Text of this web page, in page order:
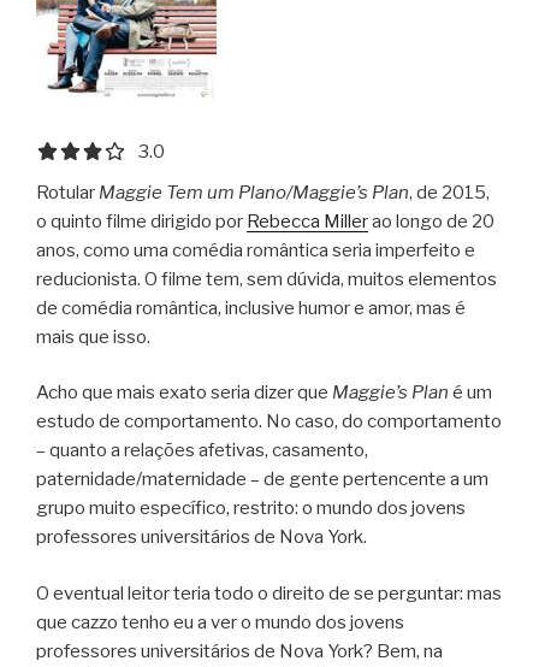
3.0 out of 5.0 stars
3.0
Rotular Maggie Tem um Plano/Maggie’s Plan, de 2015,
o quinto filme dirigido por Rebecca Millerao longo de 20
anos, como uma comédia romântica seria imperfeito e
reducionista. O filme tem, sem dúvida, muitos elementos
de comédia romântica, inclusive humor e amor, mas é
mais que isso.
Acho que mais exato seria dizer que Maggie’s Plan é um
estudo de comportamento. No caso, do comportamento
– quanto a relações afetivas, casamento,
paternidade/maternidade – de gente pertencente a um
grupo muito específico, restrito: o mundo dos jovens
professores universitários de Nova York.
O eventual leitor teria todo o direito de se perguntar: mas
que cazzo tenho eu a ver o mundo dos jovens
professores universitários de Nova York? Bem, na